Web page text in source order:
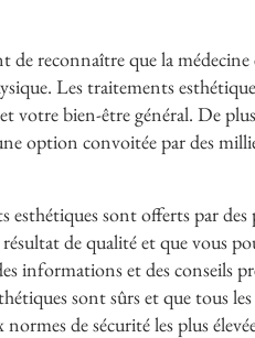
de reconnaître que la
Les traitements
votre bien-être général. De
option convoitée par des
esthétiques sont offerts par
de qualité et que vous
informations et des conseils
sont sûrs et que tous
de sécurité les plus